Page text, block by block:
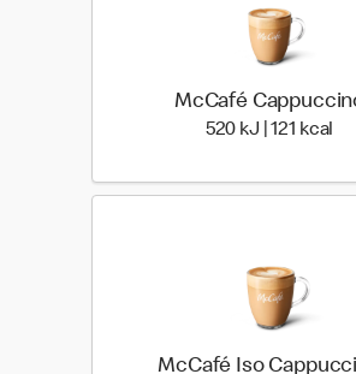
McCafé
520 kJ | 121 kcal
McCafé Iso